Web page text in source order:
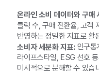
온라인 소비 데이터와 구매
클릭 수, 구매 전환율, 고객
반영하는 정밀한 지표로 활
소비자 세분화 지표:인구통
라이프스타일, ESG 선호
미시적으로 분해할 수 있습